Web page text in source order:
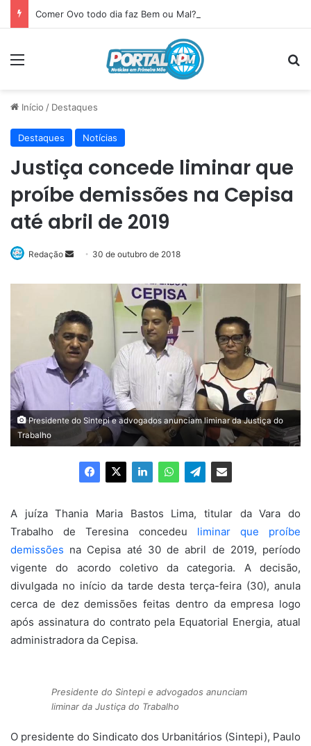
Início / Destaques
Destaques Notícias
Justiça concede liminar que
proíbe demissões na Cepisa
até abril de 2019
Redação
Mande30 de outubro de 2018
Presidente do Sintepi e advogados anunciam liminar da Justiça do
Trabalho
A juíza Thania Maria Bastos Lima, titular da Vara do
Trabalho de Teresina concedeu liminar que proíbe
demissões na Cepisa até 30 de abril de 2019, período
vigente do acordo coletivo da categoria. A decisão,
divulgada no início da tarde desta terça-feira (30), anula
cerca de dez demissões feitas dentro da empresa logo
após assinatura do contrato pela Equatorial Energia, atual
administradora da Cepisa.
Presidente do Sintepi e advogados anunciam
liminar da Justiça do Trabalho
O presidente do Sindicato dos Urbanitários (Sintepi), Paulo